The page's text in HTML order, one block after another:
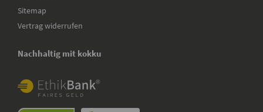
Sitemap
Vertrag widerrufen
Nachhaltig mit kokku